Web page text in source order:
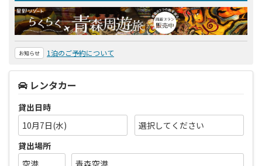
お知らせ 1泊のご予約について
レンタカー
貸出日時
10月7日(水)
貸出場所